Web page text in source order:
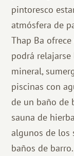
pintoresco
atmósfera de
Thap Ba
podrá
mineral,
piscinas con
de un baño de
sauna de
algunos de los
baños de